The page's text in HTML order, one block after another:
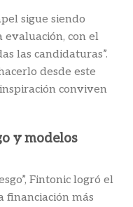
sigue siendo
con el
las candidaturas”.
desde este
conviven
y modelos
Fintonic logró el
financiación más